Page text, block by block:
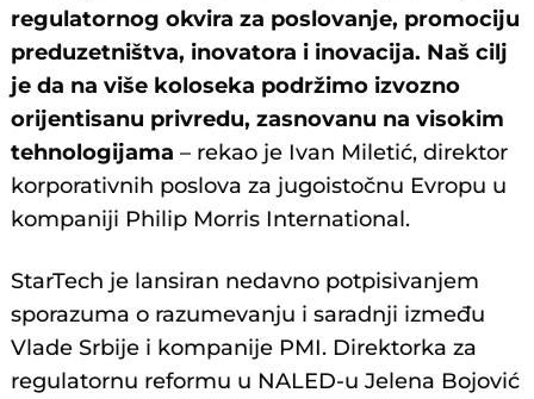
regulatornog okvira za poslovanje, promociju
preduzetništva, inovatora i inovacija. Naš cilj
je da na više koloseka podržimo izvozno
orijentisanu privredu, zasnovanu na visokim
tehnologijama – rekao je Ivan Miletić, direktor
korporativnih poslova za jugoistočnu Evropu u
kompaniji Philip Morris International.
StarTech je lansiran nedavno potpisivanjem
sporazuma o razumevanju i saradnji između
Vlade Srbije i kompanije PMI. Direktorka za
regulatornu reformu u NALED-u Jelena Bojović